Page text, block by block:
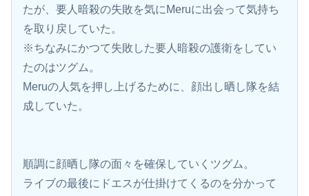
たが、要人暗殺の失敗を気にMeruに出会って気持ち
を取り戻していた。
※ちなみにかつて失敗した要人暗殺の護衛をしてい
たのはツグム。
Meruの人気を押し上げるために、顔出し晒し隊を結
成していた。
順調に顔晒し隊の面々を確保していくツグム。
ライブの最後にドエスが仕掛けてくるのを分かって